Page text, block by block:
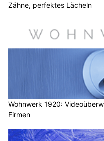
Zähne, perfektes Lächeln
Wohnwerk 1920:
Firmen